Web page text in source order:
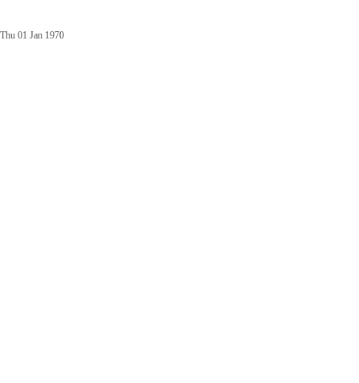
Thu 01 Jan 1970